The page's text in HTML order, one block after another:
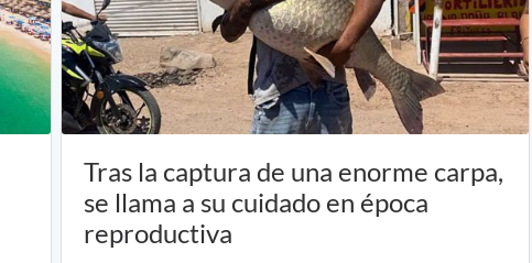
Tras la captura de una enorme carpa,
se llama a su cuidado en época
reproductiva